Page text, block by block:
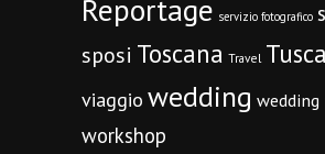
Reportage servizio fotografico
sposi Toscana Travel
viaggio wedding
workshop